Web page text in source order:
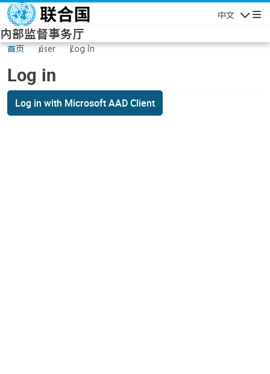
Skip to main content
中文
内部监督事务厅
首页 user Log in
Log in
Log in with Microsoft AAD Client